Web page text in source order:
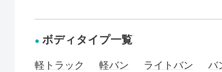
ボディタイプ一覧
軽トラック 軽バン ライトバン
バ